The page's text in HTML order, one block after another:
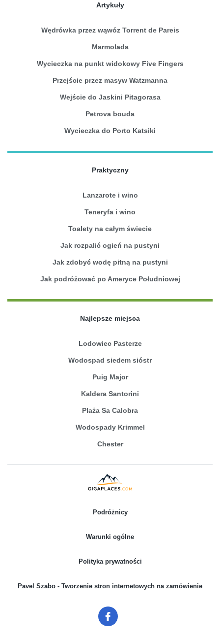
Artykuły
Wędrówka przez wąwóz Torrent de Pareis
Marmolada
Wycieczka na punkt widokowy Five Fingers
Przejście przez masyw Watzmanna
Wejście do Jaskini Pitagorasa
Petrova bouda
Wycieczka do Porto Katsiki
Praktyczny
Lanzarote i wino
Teneryfa i wino
Toalety na całym świecie
Jak rozpalić ogień na pustyni
Jak zdobyć wodę pitną na pustyni
Jak podróżować po Ameryce Południowej
Najlepsze miejsca
Lodowiec Pasterze
Wodospad siedem sióstr
Puig Major
Kaldera Santorini
Plaża Sa Calobra
Wodospady Krimmel
Chester
Podróżnicy
Warunki ogólne
Polityka prywatności
Pavel Szabo - Tworzenie stron internetowych na zamówienie